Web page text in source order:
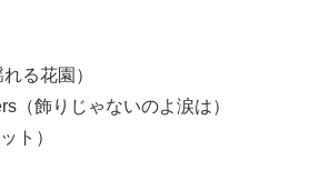
る花園）
（飾りじゃないのよ涙は）
ト）